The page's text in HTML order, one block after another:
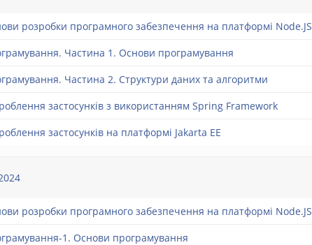
розробки програмного забезпечення на платформі Node.JS
Частина 1. Основи програмування
Частина 2. Структури даних та алгоритми
застосунків з використанням Spring Framework
застосунків на платформі Jakarta EE
розробки програмного забезпечення на платформі Node.JS
1. Основи програмування